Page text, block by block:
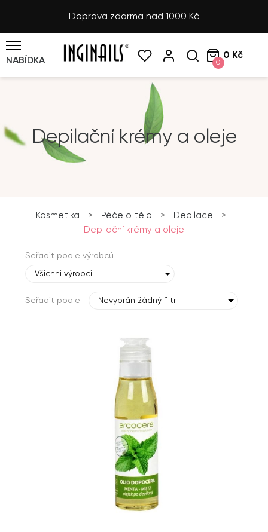
Doprava zdarma nad 1000 Kč
NABÍDKA 0
0 Kč
Depilační krémy a oleje
Kosmetika > Péče o tělo > Depilace
>
Depilační krémy a oleje
Seřadit podle výrobců
Všichni výrobci
Seřadit podle Nevybrán žádný filtr